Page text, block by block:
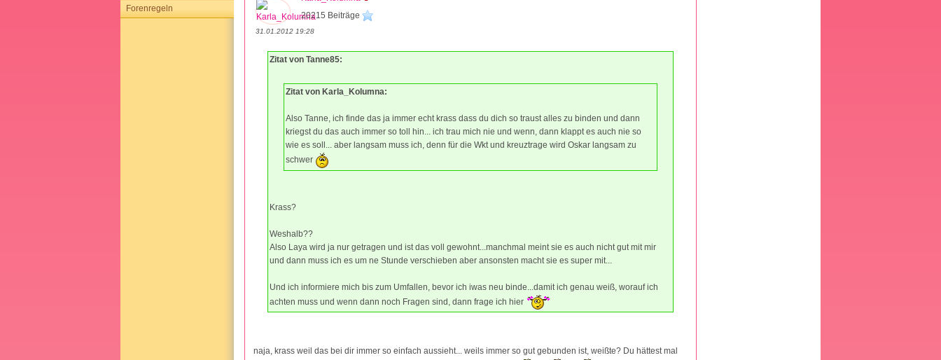
Forenregeln
20215 Beiträge
31.01.2012 19:28
Zitat von Tanne85:
Zitat von Karla_Kolumna:
Also Tanne, ich finde das ja immer echt krass dass du dich so traust alles zu binden und dann
kriegst du das auch immer so toll hin... ich trau mich nie und wenn, dann klappt es auch nie so
wie es soll... aber langsam muss ich, denn für die Wkt und kreuztrage wird Oskar langsam zu
schwer
Krass?
Weshalb??
Also Laya wird ja nur getragen und ist das voll gewohnt...manchmal meint sie es auch nicht gut mit mir
und dann muss ich es um ne Stunde verschieben aber ansonsten macht sie es super mit...
Und ich informiere mich bis zum Umfallen, bevor ich iwas neu binde...damit ich genau weiß, worauf ich
achten muss und wenn dann noch Fragen sind, dann frage ich hier
naja, krass weil das bei dir immer so einfach aussieht... weils immer so gut gebunden ist, weißte? Du hättest mal